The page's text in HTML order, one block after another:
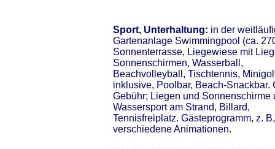
Sport, Unterhaltung: in der
Gartenanlage Swimmingpool (ca.
Sonnenterrasse, Liegewiese mit
Sonnenschirmen, Wasserball,
Beachvolleyball, Tischtennis,
inklusive, Poolbar, Beach-Snackbar.
Gebühr; Liegen und Sonnenschirme
Wassersport am Strand, Billard,
Tennisfreiplatz. Gästeprogramm, z.
verschiedene Animationen.